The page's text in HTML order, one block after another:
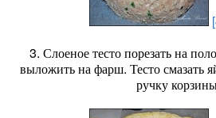
3. Слоеное тесто порезать на
выложить на фарш. Тесто смазать
ручку